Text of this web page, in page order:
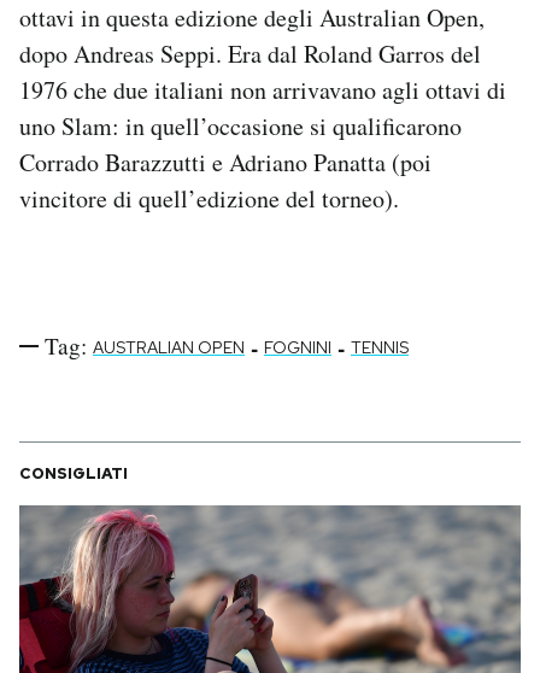
Newsletter
Notifiche mobile
Regala il Post
Hai bisogno di aiuto?
Esci
ottavi in questa edizione degli Australian Open,
dopo Andreas Seppi. Era dal Roland Garros del
1976 che due italiani non arrivavano agli ottavi di
uno Slam: in quell’occasione si qualificarono
Corrado Barazzutti e Adriano Panatta (poi
vincitore di quell’edizione del torneo).
Tag: AUSTRALIAN OPEN - FOGNINI - TENNIS
CONSIGLIATI